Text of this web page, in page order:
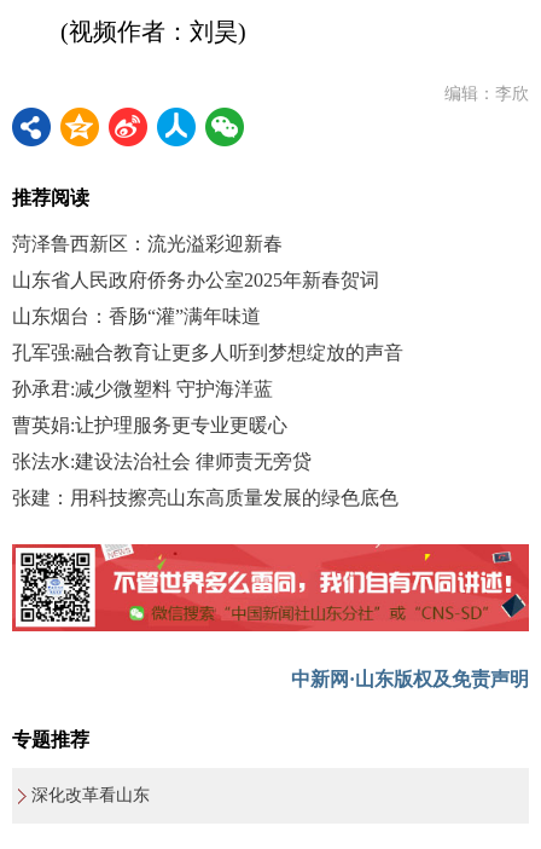
(视频作者：刘昊)
编辑：李欣
推荐阅读
菏泽鲁西新区：流光溢彩迎新春
山东省人民政府侨务办公室2025年新春贺词
山东烟台：香肠“灌”满年味道
孔军强:融合教育让更多人听到梦想绽放的声音
孙承君:减少微塑料 守护海洋蓝
曹英娟:让护理服务更专业更暖心
张法水:建设法治社会 律师责无旁贷
张建：用科技擦亮山东高质量发展的绿色底色
中新网·山东版权及免责声明
专题推荐
深化改革看山东